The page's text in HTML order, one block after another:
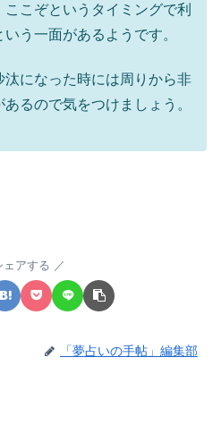
こぞというタイミングで利
う一面があるようです。
汰になった時には周りから非
るので気をつけましょう。
ェアする
「夢占いの手帖」編集部